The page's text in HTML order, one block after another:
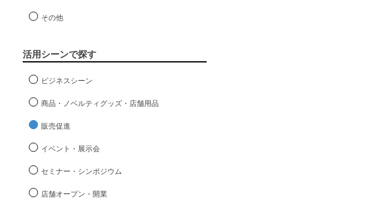
その他
活用シーンで探す
ビジネスシーン
商品・ノベルティグッズ・店舗用品
販売促進
イベント・展示会
セミナー・シンポジウム
店舗オープン・開業